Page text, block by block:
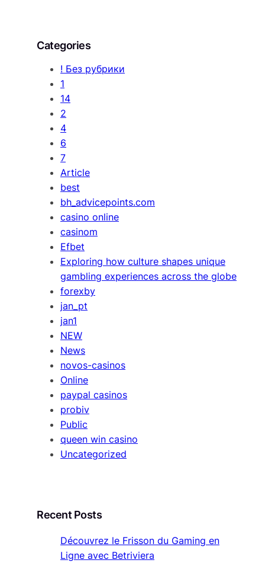
Categories
! Без рубрики
1
14
2
4
6
7
Article
best
bh_advicepoints.com
casino online
casinom
Efbet
Exploring how culture shapes unique
gambling experiences across the globe
forexby
jan_pt
jan1
NEW
News
novos-casinos
Online
paypal casinos
probiv
Public
queen win casino
Uncategorized
Recent Posts
Découvrez le Frisson du Gaming en
Ligne avec Betriviera